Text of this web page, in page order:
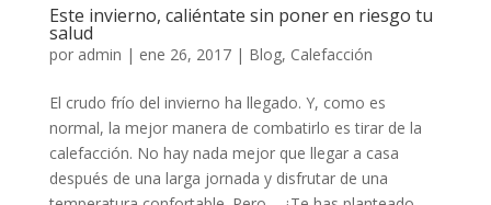
Este invierno, caliéntate sin poner en riesgo tu
salud
por admin | ene 26, 2017| Blog, Calefacción
El crudo frío del invierno ha llegado. Y, como es
normal, la mejor manera de combatirlo es tirar de la
calefacción. No hay nada mejor que llegar a casa
después de una larga jornada y disfrutar de una